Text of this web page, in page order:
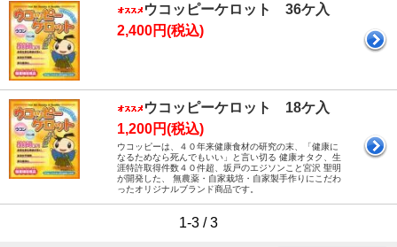
ウコッピーケロット 36ケ入
2,400円(税込)
ウコッピーケロット 18ケ入
1,200円(税込)
ウコッピーは、４０年来健康食材の研究の末、「健康に
なるためなら死んでもいい」と言い切る 健康オタク、生
涯特許取得件数４０件超、坂戸のエジソンこと宮沢 聖明
が開発した、 無農薬・自家栽培・自家製手作りにこだわ
ったオリジナルブランド商品です。
1-3 / 3